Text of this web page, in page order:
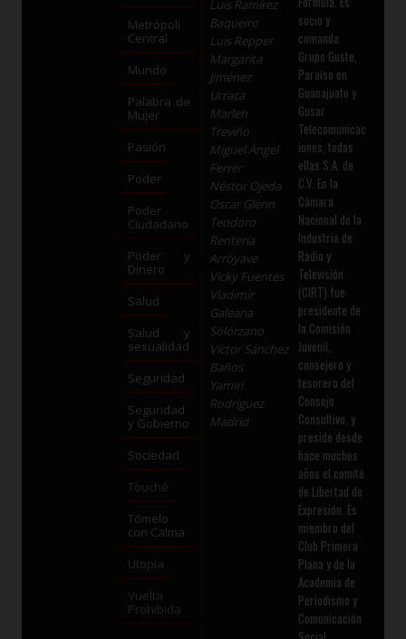
Metrópoli
Central
Mundo
Palabra de
Mujer
Pasión
Poder
Poder
Ciudadano
Poder y
Dinero
Salud
Salud y
sexualidad
Seguridad
Seguridad
y Gobierno
Sociedad
Touché
Tómelo
con Calma
Utopía
Vuelta
Prohibida
Luis Ramírez
Baqueiro
Luis Repper
Margarita
Jiménez
Urraca
Marlen
Treviño
Miguel Ángel
Ferrer
Néstor Ojeda
Oscar Glenn
Teodoro
Rentería
Arróyave
Vicky Fuentes
Vladimir
Galeana
Solórzano
Víctor Sánchez
Baños
Yamiri
Rodríguez
Madrid
socio y
comanda
Grupo Guste,
Paraíso en
Guanajuato y
Gusar
Telecomunicac
iones, todas
ellas S.A. de
C.V. En la
Cámara
Nacional de la
Industria de
Radio y
Televisión
(CIRT) fue
presidente de
la Comisión
Juvenil,
consejero y
tesorero del
Consejo
Consultivo, y
preside desde
hace muchos
años el comité
de Libertad de
Expresión. Es
miembro del
Club Primera
Plana y de la
Academia de
Periodismo y
Comunicación